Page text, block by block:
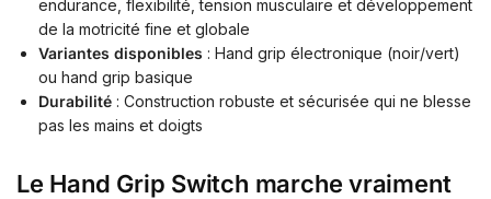
endurance, flexibilité, tension musculaire et développement
de la motricité fine et globale
Variantes disponibles : Hand grip électronique (noir/vert)
ou hand grip basique
Durabilité : Construction robuste et sécurisée qui ne blesse
pas les mains et doigts
Le Hand Grip Switch marche vraiment